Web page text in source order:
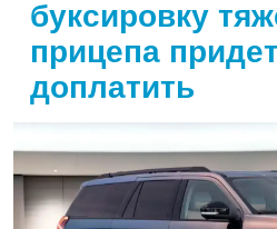
буксировку
прицепа
доплатить